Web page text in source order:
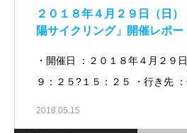
２０１８年４月２９日（日
陽サイクリング」開催レポ
・開催日 ：２０１８年４月２９
９：２５?１５：２５ ・行き先
2018.05.15